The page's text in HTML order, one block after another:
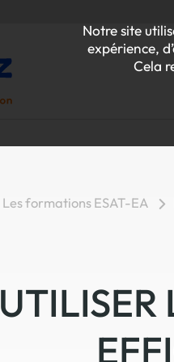
Notre site
expérience,
Cela
Les formations ESAT-EA